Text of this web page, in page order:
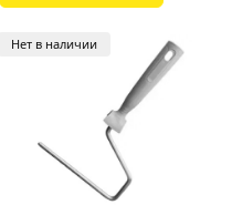
Нет в наличии